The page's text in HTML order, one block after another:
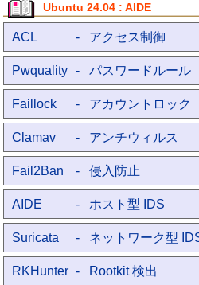
Ubuntu 24.04 : AIDE
ACL - アクセス制御
Pwquality - パスワードルール
Faillock - アカウントロック
Clamav - アンチウィルス
Fail2Ban - 侵入防止
AIDE - ホスト型 IDS
Suricata - ネットワーク型
RKHunter - Rootkit 検出